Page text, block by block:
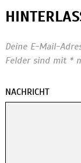
Deine E-Mail-
Felder sind mit *
NACHRICHT